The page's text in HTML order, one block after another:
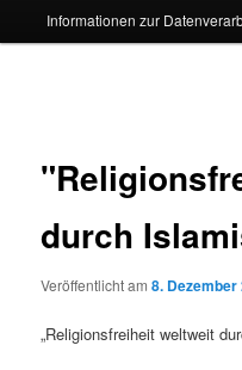
Informationen zur
durch
Veröffentlicht am8. Dezember
„Religionsfreiheit weltweit